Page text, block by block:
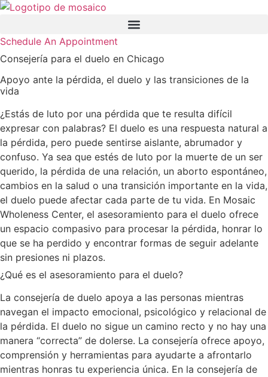
Ir
contenido
Schedule An Appointment
Consejería para el duelo en Chicago
Apoyo ante la pérdida, el duelo y las transiciones de la
vida
¿Estás de luto por una pérdida que te resulta difícil
expresar con palabras? El duelo es una respuesta natural a
la pérdida, pero puede sentirse aislante, abrumador y
confuso. Ya sea que estés de luto por la muerte de un ser
querido, la pérdida de una relación, un aborto espontáneo,
cambios en la salud o una transición importante en la vida,
el duelo puede afectar cada parte de tu vida. En Mosaic
Wholeness Center, el asesoramiento para el duelo ofrece
un espacio compasivo para procesar la pérdida, honrar lo
que se ha perdido y encontrar formas de seguir adelante
sin presiones ni plazos.
¿Qué es el asesoramiento para el duelo?
La consejería de duelo apoya a las personas mientras
navegan el impacto emocional, psicológico y relacional de
la pérdida. El duelo no sigue un camino recto y no hay una
manera “correcta” de dolerse. La consejería ofrece apoyo,
comprensión y herramientas para ayudarte a afrontarlo
mientras honras tu experiencia única. En la consejería de